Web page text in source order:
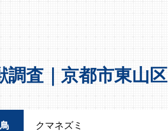
調査｜京都市東山区
クマネズミ